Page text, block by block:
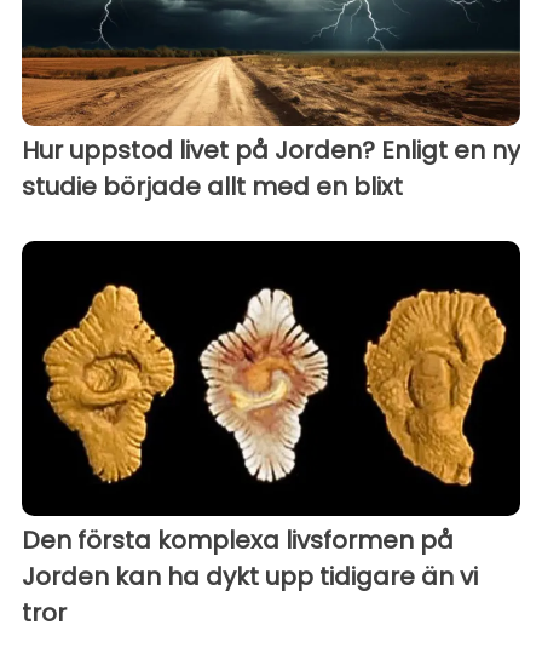
Hur uppstod livet på Jorden? Enligt en ny
studie började allt med en blixt
Den första komplexa livsformen på
Jorden kan ha dykt upp tidigare än vi
tror